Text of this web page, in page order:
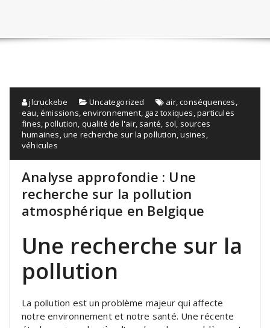
jlcruckebe Uncategorized air,conséquences
eau ,émissions ,environnement, gaz toxiques ,particules
fines ,pollution qualité de l'air, santé sol sources
humaines ,une recherche sur la pollution ,usines
véhicules
Analyse approfondie : Une
recherche sur la pollution
atmosphérique en Belgique
Une recherche sur la
pollution
La pollution est un problème majeur qui affecte
notre environnement et notre santé. Une récente